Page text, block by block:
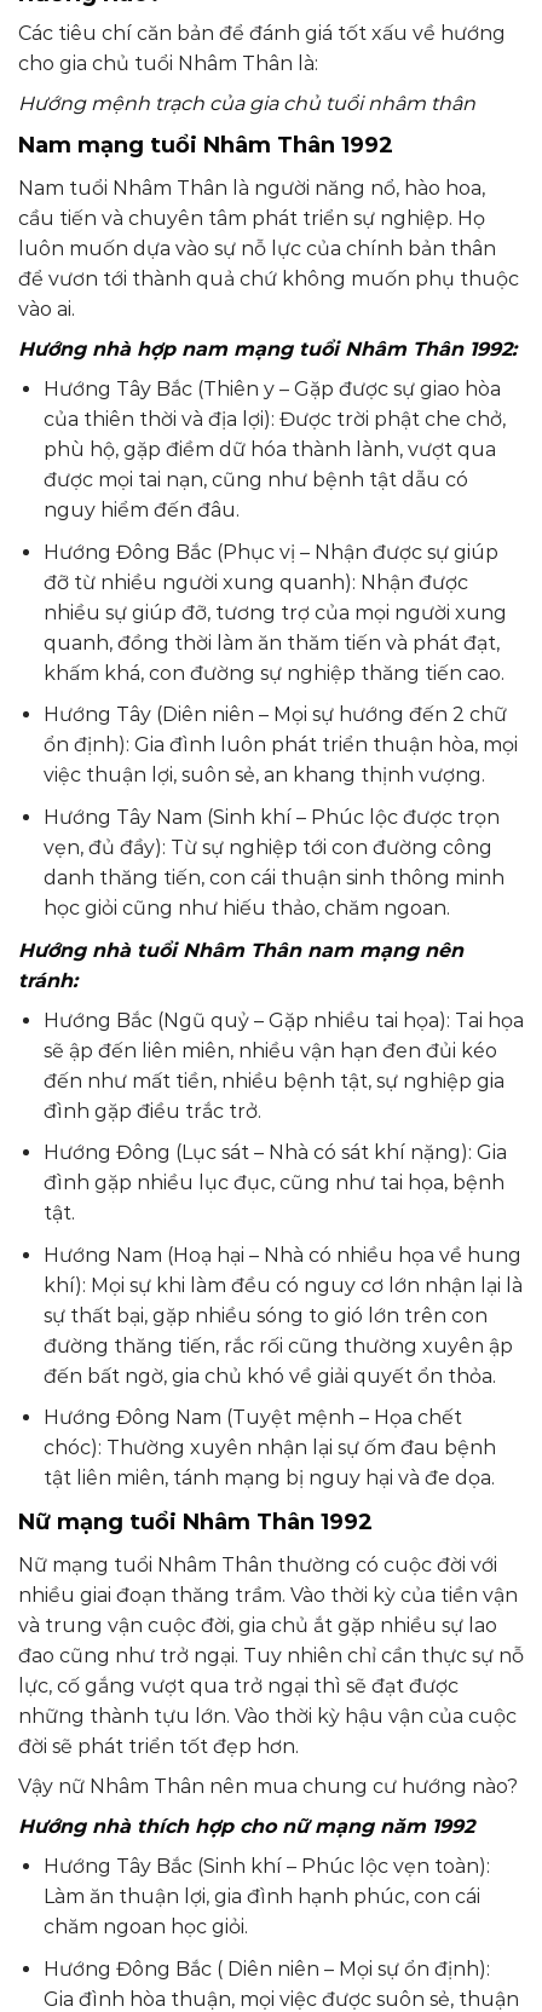
Các tiêu chí căn bản để đánh giá tốt xấu về hướng
cho gia chủ tuổi Nhâm Thân là:
Hướng mệnh trạch của gia chủ tuổi nhâm thân
Nam mạng tuổi Nhâm Thân 1992
Nam tuổi Nhâm Thân là người năng nổ, hào hoa,
cầu tiến và chuyên tâm phát triển sự nghiệp. Họ
luôn muốn dựa vào sự nỗ lực của chính bản thân
để vươn tới thành quả chứ không muốn phụ thuộc
vào ai.
Hướng nhà hợp nam mạng tuổi Nhâm Thân 1992:
Hướng Tây Bắc (Thiên y – Gặp được sự giao hòa
của thiên thời và địa lợi): Được trời phật che chở,
phù hộ, gặp điềm dữ hóa thành lành, vượt qua
được mọi tai nạn, cũng như bệnh tật dẫu có
nguy hiểm đến đâu.
Hướng Đông Bắc (Phục vị – Nhận được sự giúp
đỡ từ nhiều người xung quanh): Nhận được
nhiều sự giúp đỡ, tương trợ của mọi người xung
quanh, đồng thời làm ăn thăm tiến và phát đạt,
khấm khá, con đường sự nghiệp thăng tiến cao.
Hướng Tây (Diên niên – Mọi sự hướng đến 2 chữ
ổn định): Gia đình luôn phát triển thuận hòa, mọi
việc thuận lợi, suôn sẻ, an khang thịnh vượng.
Hướng Tây Nam (Sinh khí – Phúc lộc được trọn
vẹn, đủ đầy): Từ sự nghiệp tới con đường công
danh thăng tiến, con cái thuận sinh thông minh
học giỏi cũng như hiếu thảo, chăm ngoan.
Hướng nhà tuổi Nhâm Thân nam mạng nên
tránh:
Hướng Bắc (Ngũ quỷ – Gặp nhiều tai họa): Tai họa
sẽ ập đến liên miên, nhiều vận hạn đen đủi kéo
đến như mất tiền, nhiều bệnh tật, sự nghiệp gia
đình gặp điều trắc trở.
Hướng Đông (Lục sát – Nhà có sát khí nặng): Gia
đình gặp nhiều lục đục, cũng như tai họa, bệnh
tật.
Hướng Nam (Hoạ hại – Nhà có nhiều họa về hung
khí): Mọi sự khi làm đều có nguy cơ lớn nhận lại là
sự thất bại, gặp nhiều sóng to gió lớn trên con
đường thăng tiến, rắc rối cũng thường xuyên ập
đến bất ngờ, gia chủ khó về giải quyết ổn thỏa.
Hướng Đông Nam (Tuyệt mệnh – Họa chết
chóc): Thường xuyên nhận lại sự ốm đau bệnh
tật liên miên, tánh mạng bị nguy hại và đe dọa.
Nữ mạng tuổi Nhâm Thân 1992
Nữ mạng tuổi Nhâm Thân thường có cuộc đời với
nhiều giai đoạn thăng trầm. Vào thời kỳ của tiền vận
và trung vận cuộc đời, gia chủ ắt gặp nhiều sự lao
đao cũng như trở ngại. Tuy nhiên chỉ cần thực sự nỗ
lực, cố gắng vượt qua trở ngại thì sẽ đạt được
những thành tựu lớn. Vào thời kỳ hậu vận của cuộc
đời sẽ phát triển tốt đẹp hơn.
Vậy nữ Nhâm Thân nên mua chung cư hướng nào?
Hướng nhà thích hợp cho nữ mạng năm 1992
Hướng Tây Bắc (Sinh khí – Phúc lộc vẹn toàn):
Làm ăn thuận lợi, gia đình hạnh phúc, con cái
chăm ngoan học giỏi.
Hướng Đông Bắc ( Diên niên – Mọi sự ổn định):
Gia đình hòa thuận, mọi việc được suôn sẻ, thuận